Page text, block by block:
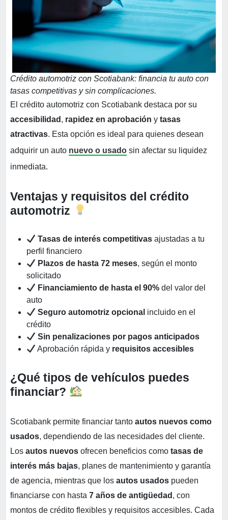
Crédito automotriz con Scotiabank: financia tu auto con
tasas competitivas y sin complicaciones.
El crédito automotriz con Scotiabank destaca por su
accesibilidad , rapidez en aprobación y tasas
atractivas. Esta opción es ideal para quienes desean
adquirir un auto nuevo o usado sin afectar su liquidez
inmediata.
Ventajas y requisitos del crédito
automotriz
Tasas de interés competitivas ajustadas a tu
perfil financiero
Plazos de hasta 72 meses, según el monto
solicitado
Financiamiento de hasta el 90% del valor del
auto
Seguro automotriz opcional incluido en el
crédito
Sin penalizaciones por pagos anticipados
Aprobación rápida y requisitos accesibles
¿Qué tipos de vehículos puedes
financiar?
Scotiabank permite financiar tanto autos nuevos como
usados, dependiendo de las necesidades del cliente.
Los autos nuevos ofrecen beneficios como tasas de
interés más bajas, planes de mantenimiento y garantía
de agencia, mientras que los autos usados pueden
financiarse con hasta 7 años de antigüedad , con
montos de crédito flexibles y requisitos accesibles. Cada